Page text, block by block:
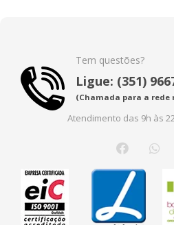
Tem questões?
Ligue: (351)
(Chamada para a rede
Atendimento das 9h às